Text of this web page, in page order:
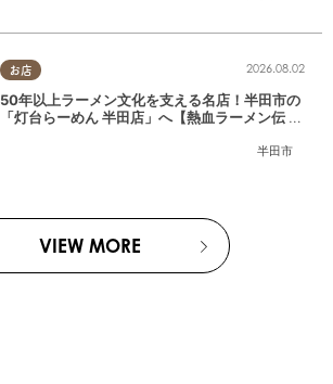
お店
半田市
2026.08.02
50年以上ラーメン文化を支える名店！半田市の
「灯台らーめん 半田店」へ【熱血ラーメン伝 8
VIEW MORE